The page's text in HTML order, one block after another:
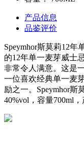
产品信息
品鉴评价
Speymhor斯莫莉12
的12年单一麦芽威士
非常令人满意。这是
一位喜欢经典单一麦
励之一。Speymhor斯
40%vol，容量700ml，